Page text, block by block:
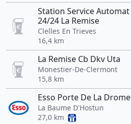
Station Service Automat
24/24 La Remise
Clelles En Trieves
16,4 km
La Remise Cb Dkv Uta
Monestier-De-Clermont
15,8 km
Esso Porte De La Drome
La Baume D'Hostun
27,0 km